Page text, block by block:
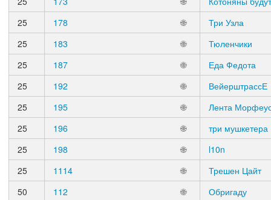
25
178 🌐
Три Узла
25
183 🌐
Тюленчики
25
187 🌐
Еда Федота
25
192 🌐
ВейерштрассЕ
25
195 🌐
Лента
25
196 🌐
три мушкетера
25
198 🌐
l10n
25
1114 🌐
Трешен Цайт
50
112 🌐
Обригаду